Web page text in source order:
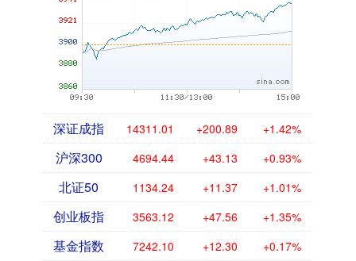
深证成指 14311.01 +200.89 +1.42%
沪深300 4694.44 +43.13 +0.93%
北证50 1134.24 +11.37 +1.01%
创业板指 3563.12 +47.56 +1.35%
基金指数 7242.10 +12.30 +0.17%